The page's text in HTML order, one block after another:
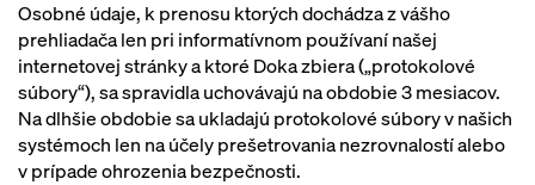
Osobné údaje, k prenosu ktorých dochádza z vášho
prehliadača len pri informatívnom používaní našej
internetovej stránky a ktoré Doka zbiera („protokolové
súbory“), sa spravidla uchovávajú na obdobie 3 mesiacov.
Na dlhšie obdobie sa ukladajú protokolové súbory v našich
systémoch len na účely prešetrovania nezrovnalostí alebo
v prípade ohrozenia bezpečnosti.